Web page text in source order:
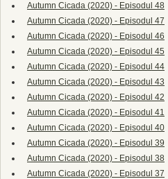
Autumn Cicada (2020) - Episodul 48
Autumn Cicada (2020) - Episodul 47
Autumn Cicada (2020) - Episodul 46
Autumn Cicada (2020) - Episodul 45
Autumn Cicada (2020) - Episodul 44
Autumn Cicada (2020) - Episodul 43
Autumn Cicada (2020) - Episodul 42
Autumn Cicada (2020) - Episodul 41
Autumn Cicada (2020) - Episodul 40
Autumn Cicada (2020) - Episodul 39
Autumn Cicada (2020) - Episodul 38
Autumn Cicada (2020) - Episodul 37